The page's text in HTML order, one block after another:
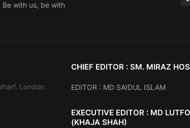
with us, be with
London.
CHIEF EDITOR : SM. MIRAZ
EDITOR : MD SAIDUL ISLAM
EXECUTIVE EDITOR : MD
(KHAJA SHAH)